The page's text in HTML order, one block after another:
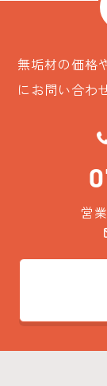
無垢材の価格
にお問い合わ
営